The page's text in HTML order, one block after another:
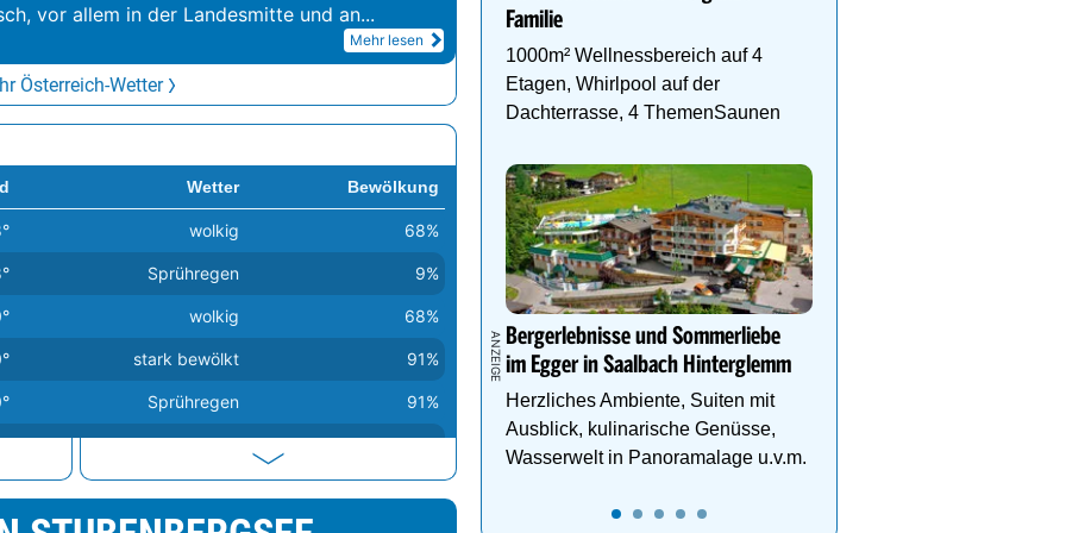
vor allem in der Landesmitte und an...
Mehr lesen
Österreich-Wetter
Wetter Bewölkung
wolkig 68%
Sprühregen 9%
wolkig 68%
stark bewölkt 91%
Sprühregen 91%
Sprühregen 85%
leicht bewölkt 15%
Familie
1000m² Wellnessbereich auf 4
Etagen, Whirlpool auf der
Dachterrasse, 4 ThemenSaunen
Bergerlebnisse und Sommerliebe
im Egger in Saalbach Hinterglemm
Herzliches Ambiente, Suiten mit
Ausblick, kulinarische Genüsse,
Wasserwelt in Panoramalage u.v.m.